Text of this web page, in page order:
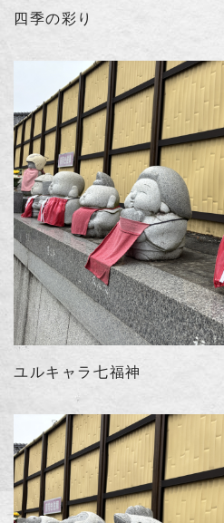
四季の彩り
ユルキャラ七福神